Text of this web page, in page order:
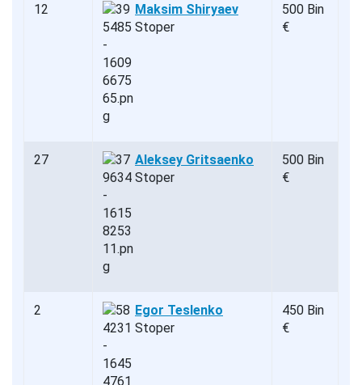
12
Maksim Shiryaev
Stoper
500 Bin
€
27
Aleksey Gritsaenko
Stoper
500 Bin
€
2
Egor Teslenko
Stoper
450 Bin
€